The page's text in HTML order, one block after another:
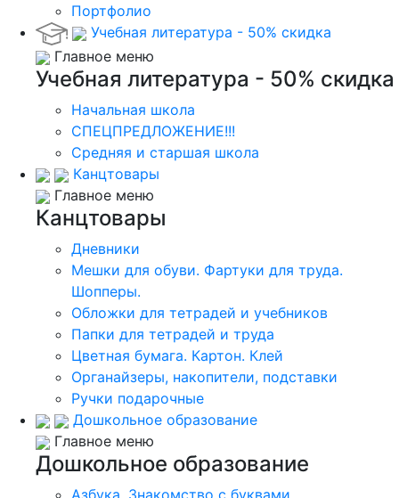
Портфолио
Учебная литература - 50% скидка
Главное меню
Учебная литература - 50% скидка
Начальная школа
СПЕЦПРЕДЛОЖЕНИЕ!!!
Средняя и старшая школа
Канцтовары
Главное меню
Канцтовары
Дневники
Мешки для обуви. Фартуки для труда.
Шопперы.
Обложки для тетрадей и учебников
Папки для тетрадей и труда
Цветная бумага. Картон. Клей
Органайзеры, накопители, подставки
Ручки подарочные
Дошкольное образование
Главное меню
Дошкольное образование
Азбука. Знакомство с буквами